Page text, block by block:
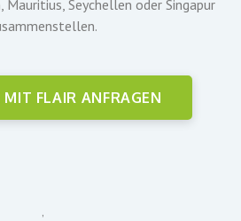
Mauritius, Seychellen oder Singapur
MIT FLAIR ANFRAGEN
‚